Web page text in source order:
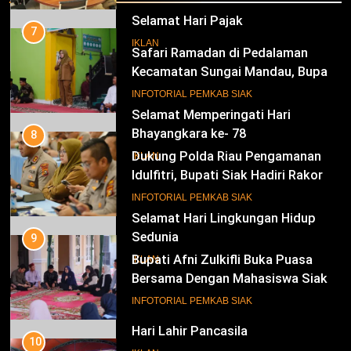
Selamat Hari Pajak
IKLAN
17
Selamat Memperingati Hari
Bhayangkara ke- 78
IKLAN
18
Selamat Hari Lingkungan Hidup
Sedunia
IKLAN
19
Hari Lahir Pancasila
SPBE
7
Safari Ramadan di Pedalaman
Kecamatan Sungai Mandau, Bupati
Siak Jemput Aspirasi Warga
INFOTORIAL PEMKAB SIAK
8
Dukung Polda Riau Pengamanan
Idulfitri, Bupati Siak Hadiri Rakor
Operasi Lancang Kuning 2026
INFOTORIAL PEMKAB SIAK
9
Bupati Afni Zulkifli Buka Puasa
Bersama Dengan Mahasiswa Siak
di Pekanbaru, Serap Aspirasi dan
INFOTORIAL PEMKAB SIAK
10